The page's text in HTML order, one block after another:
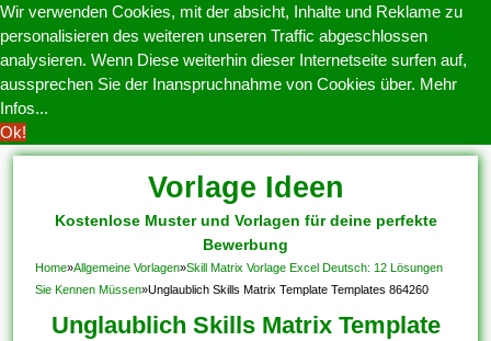
Wir verwenden Cookies, mit der absicht, Inhalte und Reklame zu
personalisieren des weiteren unseren Traffic abgeschlossen
analysieren. Wenn Diese weiterhin dieser Internetseite surfen auf,
aussprechen Sie der Inanspruchnahme von Cookies über. Mehr
Infos...
Ok!
Vorlage Ideen
Kostenlose Muster und Vorlagen für deine perfekte
Bewerbung
Home»Allgemeine Vorlagen»Skill Matrix Vorlage Excel Deutsch: 12 Lösungen
Sie Kennen Müssen»Unglaublich Skills Matrix Template Templates 864260
Unglaublich Skills Matrix Template